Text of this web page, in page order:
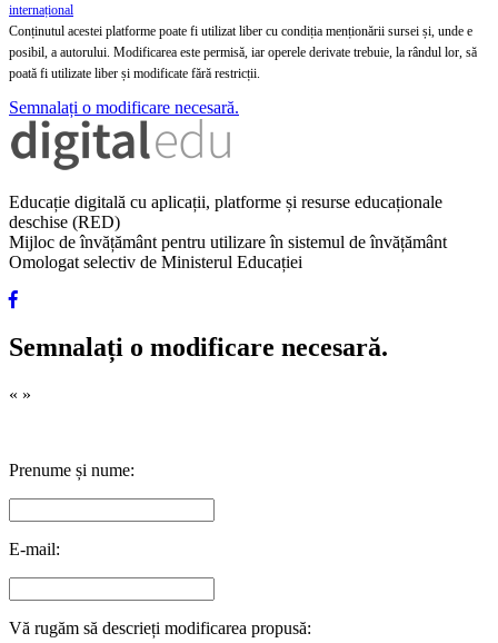
internațional
Conținutul acestei platforme poate fi utilizat liber cu condiția menționării sursei și, unde e
posibil, a autorului. Modificarea este permisă, iar operele derivate trebuie, la rândul lor, să
poată fi utilizate liber și modificate fără restricții.
Semnalați o modificare necesară.
Educație digitală cu aplicații, platforme și resurse educaționale
deschise (RED)
Mijloc de învățământ pentru utilizare în sistemul de învățământ
Omologat selectiv de Ministerul Educației
Semnalați o modificare necesară.
« »
Prenume și nume:
E-mail:
Vă rugăm să descrieți modificarea propusă: